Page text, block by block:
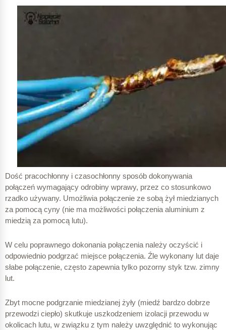
Dość pracochłonny i czasochłonny sposób dokonywania
połączeń wymagający odrobiny wprawy, przez co stosunkowo
rzadko używany. Umożliwia połączenie ze sobą żył miedzianych
za pomocą cyny (nie ma możliwości połączenia aluminium z
miedzią za pomocą lutu).
W celu poprawnego dokonania połączenia należy oczyścić i
odpowiednio podgrzać miejsce połączenia. Źle wykonany lut daje
słabe połączenie, często zapewnia tylko pozorny styk tzw. zimny
lut.
Zbyt mocne podgrzanie miedzianej żyły (miedź bardzo dobrze
przewodzi ciepło) skutkuje uszkodzeniem izolacji przewodu w
okolicach lutu, w związku z tym należy uwzględnić to wykonując